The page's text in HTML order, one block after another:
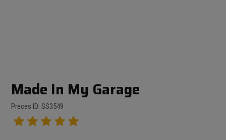
Made In My Garage
Preces ID: SS3549